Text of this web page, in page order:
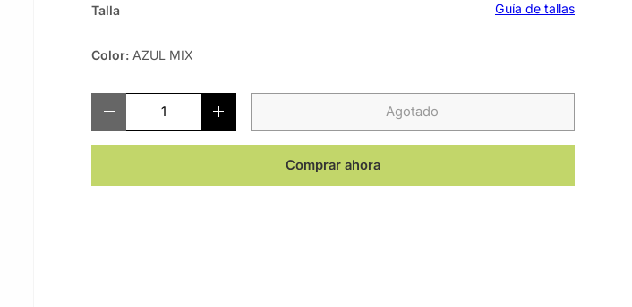
Talla Guía de tallas
Color: AZUL MIX
- + Agotado
Comprar ahora